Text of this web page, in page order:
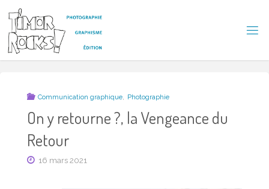
content
IM
R
O C
K
Communication graphique Photographie
On y retourne ?, la Vengeance du
Retour
16 mars 2021